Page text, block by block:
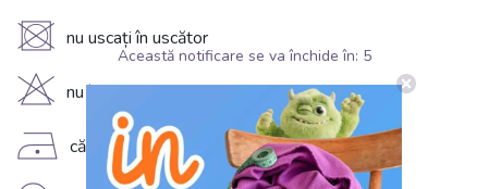
U nu uscați în uscător
H nu înălbiți
D călcare la temperatură redusă (110°C)
Această notificare se va închide în: 5